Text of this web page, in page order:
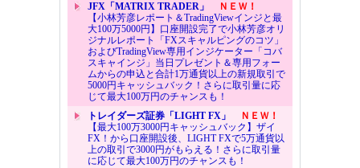
JFX「MATRIX TRADER」
ＮＥＷ！
【小林芳彦レポート＆TradingViewインジと最
大100万5000円】口座開設完了で小林芳彦オリ
ジナルレポート「FXスキャルピングのコツ」
およびTradingView専用インジケーター「コバ
スキャインジ」当日プレゼント＆専用フォー
ムからの申込と合計1万通貨以上の新規取引で
5000円キャッシュバック！さらに取引量に応
じて最大100万円のチャンスも！
トレイダーズ証券「LIGHT FX」
ＮＥＷ！
【最大100万3000円キャッシュバック】ザイ
FX！から口座開設後、LIGHT FXで5万通貨以
上の取引で3000円がもらえる！さらに取引量
に応じて最大100万円のチャンスも！